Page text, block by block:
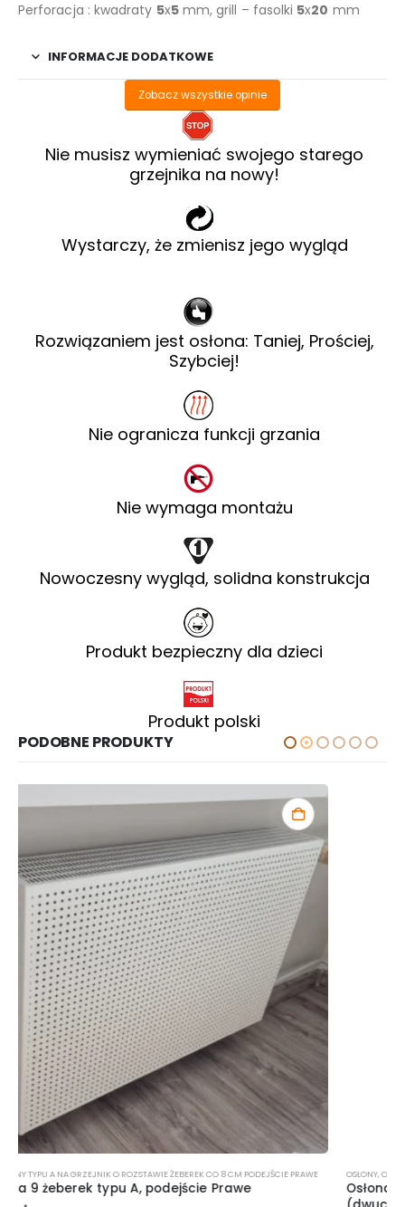
Perforacja : kwadraty 5x5mm, grill – fasolki 5x20 mm
INFORMACJE DODATKOWE
Zobacz wszystkie opinie
Nie musisz wymieniać swojego starego
grzejnika na nowy!
Wystarczy, że zmienisz jego wygląd
Rozwiązaniem jest osłona: Taniej, Prościej,
Szybciej!
Nie ogranicza funkcji grzania
Nie wymaga montażu
Nowoczesny wygląd, solidna konstrukcja
Produkt bezpieczny dla dzieci
Produkt polski
PODOBNE PRODUKTY
OSŁONY ,OSŁONY TYPU A NA GRZEJNIK O ROZSTAWIE ŻEBEREK CO 8 CM PODEJŚCIE LEWE
Osłona na 19 żeberek typu A, podejście Lewe